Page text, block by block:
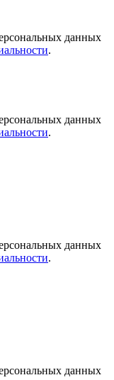
данных
.
данных
.
данных
.
данных